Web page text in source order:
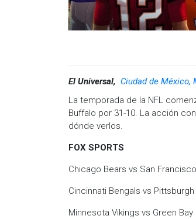
El Universal, Ciudad de México,
La temporada de la NFL
Buffalo por 31-10. La acción
dónde verlos.
FOX SPORTS
Chicago Bears vs San
Cincinnati Bengals vs
Minnesota Vikings vs Green Bay